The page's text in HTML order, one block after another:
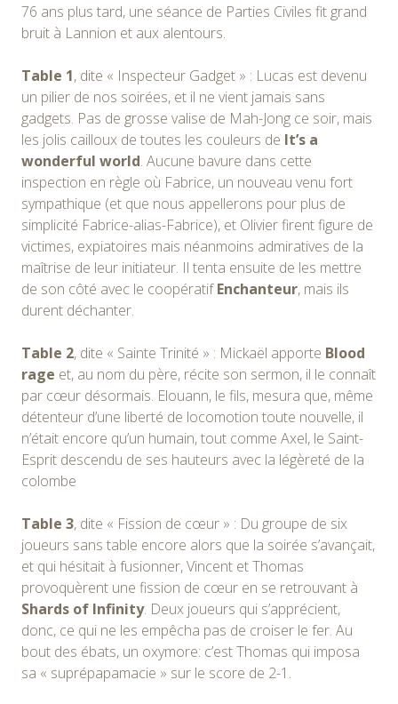
76 ans plus tard, une séance de Parties Civiles fit grand
bruit à Lannion et aux alentours.
Table 1, dite « Inspecteur Gadget » : Lucas est devenu
un pilier de nos soirées, et il ne vient jamais sans
gadgets. Pas de grosse valise de Mah-Jong ce soir, mais
les jolis cailloux de toutes les couleurs de It’s a
wonderful world. Aucune bavure dans cette
inspection en règle où Fabrice, un nouveau venu fort
sympathique (et que nous appellerons pour plus de
simplicité Fabrice-alias-Fabrice), et Olivier firent figure de
victimes, expiatoires mais néanmoins admiratives de la
maîtrise de leur initiateur. Il tenta ensuite de les mettre
de son côté avec le coopératifEnchanteur, mais ils
durent déchanter.
Table 2, dite « Sainte Trinité » : Mickaël apporte Blood
rage et, au nom du père, récite son sermon, il le connaît
par cœur désormais. Elouann, le fils, mesura que, même
détenteur d’une liberté de locomotion toute nouvelle, il
n’était encore qu’un humain, tout comme Axel, le Saint-
Esprit descendu de ses hauteurs avec la légèreté de la
colombe
Table 3, dite « Fission de cœur » : Du groupe de six
joueurs sans table encore alors que la soirée s’avançait,
et qui hésitait à fusionner, Vincent et Thomas
provoquèrent une fission de cœur en se retrouvant à
Shards of Infinity. Deux joueurs qui s’apprécient,
donc, ce qui ne les empêcha pas de croiser le fer. Au
bout des ébats, un oxymore: c’est Thomas qui imposa
sa « suprépapamacie » sur le score de 2-1.